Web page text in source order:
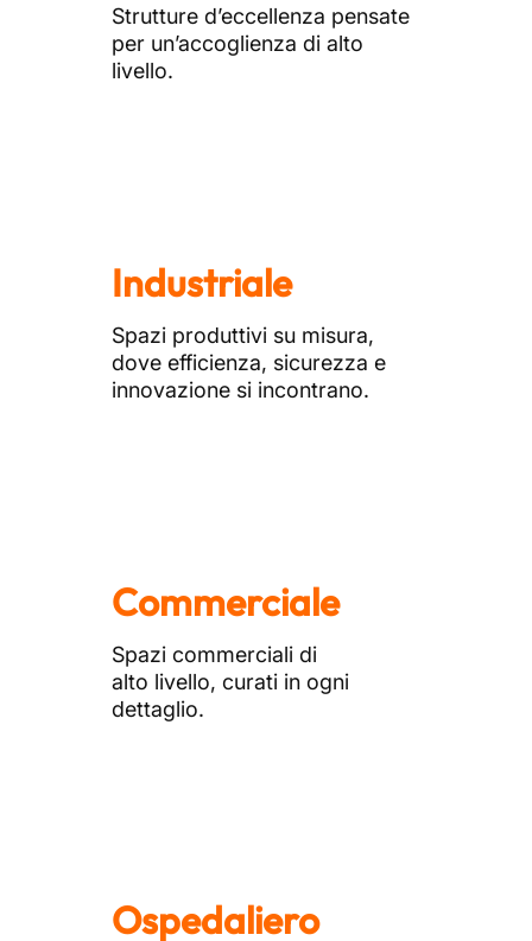
Strutture d’eccellenza pensate
per un’accoglienza di alto
livello.
Industriale
Spazi produttivi su misura,
dove efficienza, sicurezza e
innovazione si incontrano.
Commerciale
Spazi commerciali di
alto livello, curati in ogni
dettaglio.
Ospedaliero